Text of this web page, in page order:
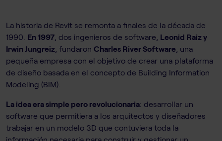
La historia de Revit se remonta a finales de la década de
1990. En 1997 , dos ingenieros de software, Leonid Raiz y
Irwin Jungreiz , fundaron Charles River Software , una
pequeña empresa con el objetivo de crear una plataforma
de diseño basada en el concepto de Building Information
Modeling (BIM).
La idea era simple pero revolucionaria: desarrollar un
software que permitiera a los arquitectos y diseñadores
trabajar en un modelo 3D que contuviera toda la